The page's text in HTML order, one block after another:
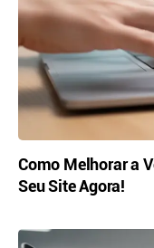
Como Melhorar a
Seu Site Agora!